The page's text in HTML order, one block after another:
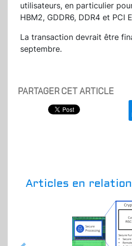
utilisateurs, en particulier
HBM2, GDDR6, DDR4 et PCI
La transaction devrait être
septembre.
PARTAGER CET ARTICLE
Articles en relation